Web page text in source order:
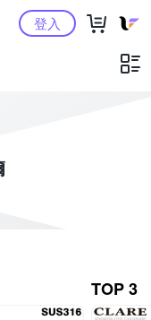
物中心登入
TOP 3